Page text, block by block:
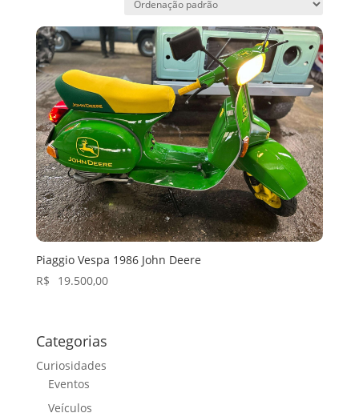
Piaggio Vespa 1986 John Deere
R$
19.500,00
Categorias
Curiosidades
Eventos
Veículos